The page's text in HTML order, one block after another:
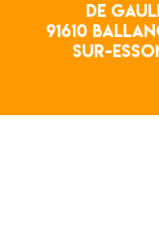
de
91610
sur-